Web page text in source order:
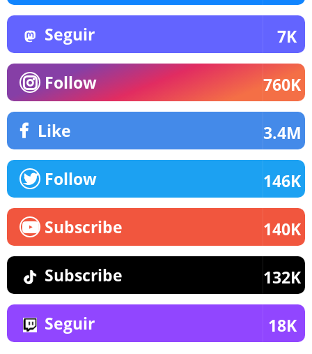
Seguir 7K
Follow 760K
Like 3.4M
Follow 146K
Subscribe 140K
Subscribe 132K
Seguir 18K